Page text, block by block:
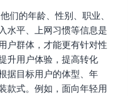
他们的年龄、性别、职业、
水平、上网习惯等信息是
户群体，才能更有针对性
升用户体验，提高转化
据目标用户的体型、年
款式。例如，面向年轻用